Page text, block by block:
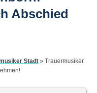
Abschied
Stadt »Trauermusiker